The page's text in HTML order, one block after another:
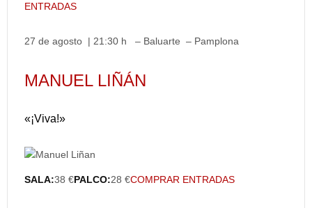
ENTRADAS
27 de agosto | 21:30 h – Baluarte – Pamplona
MANUEL LIÑÁN
«¡Viva!»
SALA:38 €PALCO:28 €COMPRAR ENTRADAS